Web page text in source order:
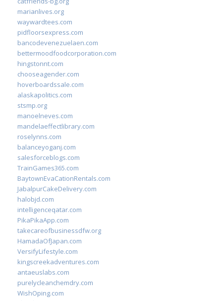
marianlives.org
waywardtees.com
pidfloorsexpress.com
bancodevenezuelaen.com
bettermoodfoodcorporation.com
hingstonnt.com
chooseagender.com
hoverboardssale.com
alaskapolitics.com
stsmp.org
manoelneves.com
mandelaeffectlibrary.com
roselynns.com
balanceyoganj.com
salesforceblogs.com
TrainGames365.com
BaytownEvaCationRentals.com
JabalpurCakeDelivery.com
halobjd.com
intelligenceqatar.com
PikaPikaApp.com
takecareofbusinessdfw.org
HamadaOfJapan.com
VersifyLifestyle.com
kingscreekadventures.com
antaeuslabs.com
purelycleanchemdry.com
WishOping.com